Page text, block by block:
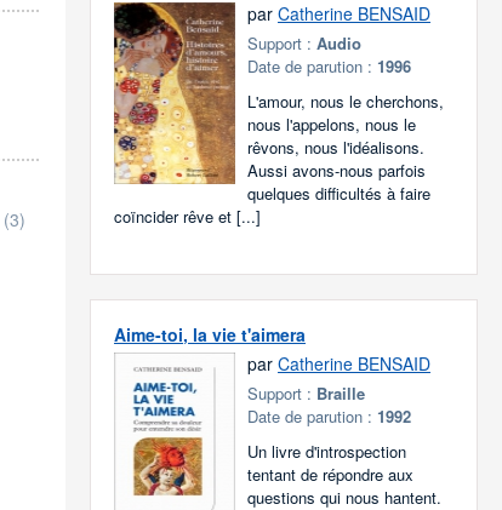
parCatherine BENSAID
Support :Audio
Date de parution : 1996
L'amour, nous le cherchons,
nous l'appelons, nous le
rêvons, nous l'idéalisons.
Aussi avons-nous parfois
quelques difficultés à faire
coïncider rêve et [...]
Aime-toi, la vie t'aimera
parCatherine BENSAID
Support : Braille
Date de parution : 1992
Un livre d'introspection
tentant de répondre aux
questions qui nous hantent.
(3)